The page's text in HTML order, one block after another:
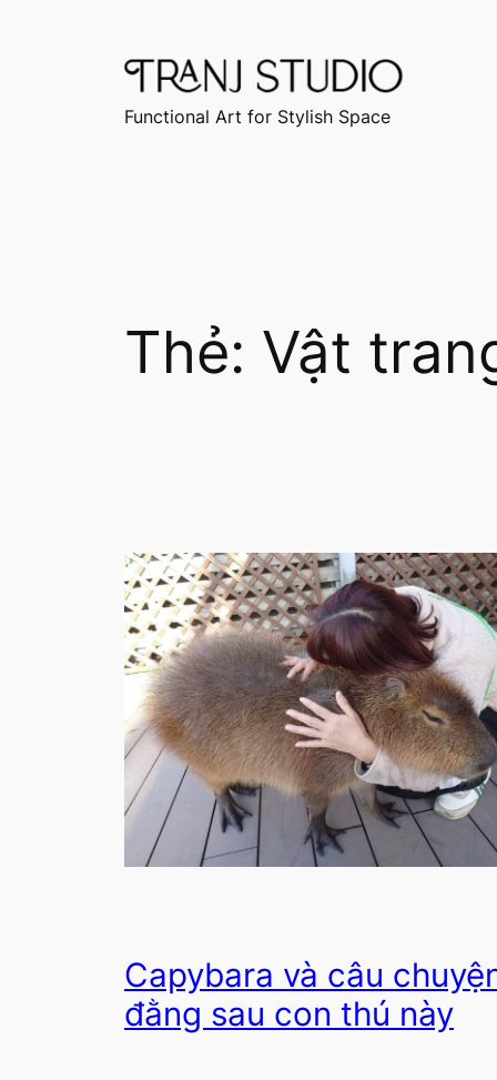
Functional Art for Stylish Space
Thẻ: Vật
Capybara và câu
đằng sau con thú này